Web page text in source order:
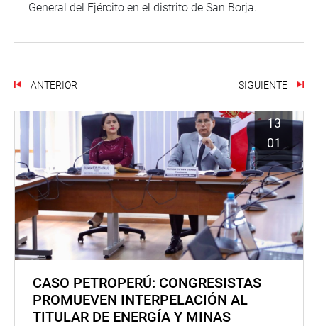
General del Ejército en el distrito de San Borja.
ANTERIOR SIGUIENTE
13
01
CASO PETROPERÚ: CONGRESISTAS
PROMUEVEN INTERPELACIÓN AL
TITULAR DE ENERGÍA Y MINAS